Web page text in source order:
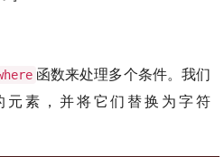
函数来处理多个条件。我们
素，并将它们替换为字符